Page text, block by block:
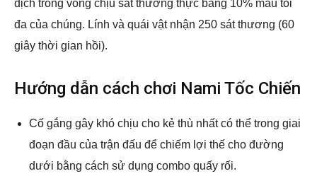
địch trong vòng chịu sát thương thực bằng 10% máu tối
đa của chúng. Lính và quái vật nhận 250 sát thương (60
giây thời gian hồi).
Hướng dẫn cách chơi Nami Tốc Chiến
Cố gắng gây khó chịu cho kẻ thù nhất có thể trong giai
đoạn đầu của trận đấu để chiếm lợi thế cho đường
dưới bằng cách sử dụng combo quấy rối.